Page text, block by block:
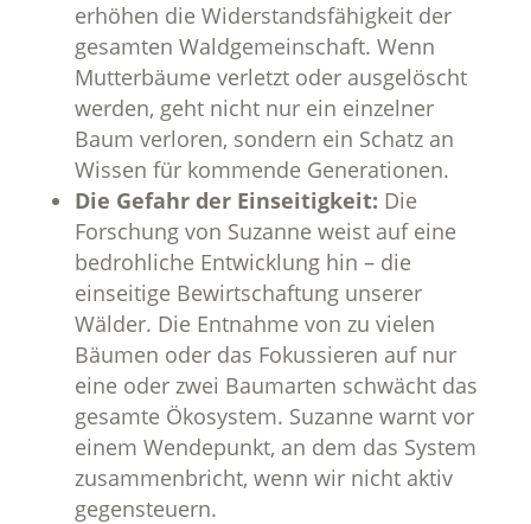
erhöhen die Widerstandsfähigkeit der
gesamten Waldgemeinschaft. Wenn
Mutterbäume verletzt oder ausgelöscht
werden, geht nicht nur ein einzelner
Baum verloren, sondern ein Schatz an
Wissen für kommende Generationen.
Die Gefahr der Einseitigkeit: Die
Forschung von Suzanne weist auf eine
bedrohliche Entwicklung hin – die
einseitige Bewirtschaftung unserer
Wälder. Die Entnahme von zu vielen
Bäumen oder das Fokussieren auf nur
eine oder zwei Baumarten schwächt das
gesamte Ökosystem. Suzanne warnt vor
einem Wendepunkt, an dem das System
zusammenbricht, wenn wir nicht aktiv
gegensteuern.